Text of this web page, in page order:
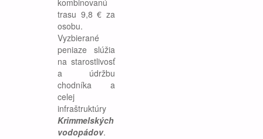
kombinovanú
trasu 9,8 € za
osobu.
Vyzbierané
peniaze slúžia
na starostlivosť
a údržbu
chodníka a
celej
infraštruktúry
Krimmelských
vodopádov.